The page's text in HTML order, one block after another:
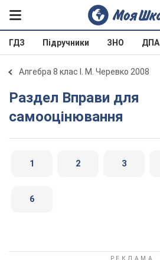
ГДЗ Підручники ЗНО ДПА
Алгебра 8 клас І. М. Черевко 2008
Раздел Вправи для
самооцінювання
1 2 3
6